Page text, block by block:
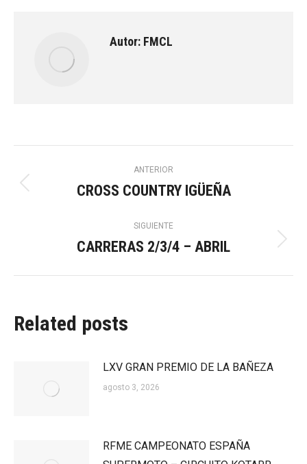
Autor: FMCL
Navegación
entre
publicaciones
ANTERIOR
Publicación
CROSS COUNTRY IGÜEÑA
SIGUIENTE
Publicación
CARRERAS 2/3/4 – ABRIL
Related posts
LXV GRAN PREMIO DE LA BAÑEZA
agosto 3, 2026
RFME CAMPEONATO ESPAÑA